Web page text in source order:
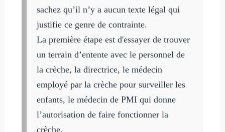
sachez qu’il n’y a aucun texte légal qui
justifie ce genre de contrainte.
La première étape est d'essayer de trouver
un terrain d’entente avec le personnel de
la crèche, la directrice, le médecin
employé par la crèche pour surveiller les
enfants, le médecin de PMI qui donne
l’autorisation de faire fonctionner la
crèche.